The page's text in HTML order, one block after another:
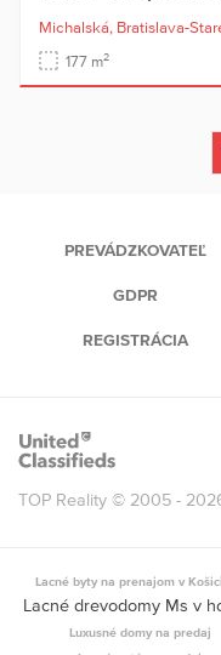
Michalská, Bratislava-
177 m2
PREVÁDZKOVATEĽ
GDPR
REGISTRÁCIA
TOP Reality © 2005 -
Lacné byty na prenajom v
Lacné drevodomy Ms v
Luxusné domy na predaj